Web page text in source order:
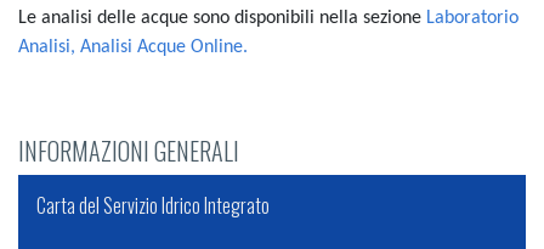
Le analisi delle acque sono disponibili nella sezione Laboratorio
Analisi, Analisi Acque Online.
INFORMAZIONI GENERALI
Carta del Servizio Idrico Integrato